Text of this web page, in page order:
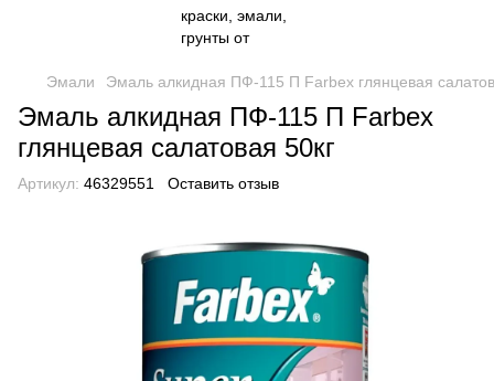
Эмали Эмаль алкидная ПФ-115 П Farbex глянцевая
Эмаль алкидная ПФ-115 П Farbex
глянцевая салатовая 50кг
Артикул: 46329551 Оставить отзыв